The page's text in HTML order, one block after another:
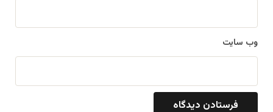
وب‌ سایت